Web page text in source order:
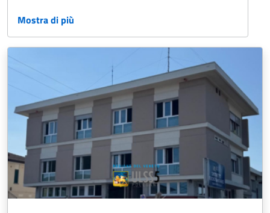
Ginecologia e Ostetricia
Vaccinazioni
Interaziendale
Percorso Diagnostico Terapeutico Assistenziale PDTA
Medicina Generale
Oculistica
Emergenza Sanitaria
Servizi Online
Servizi Distrettuali
Operatori Socio Sanitari OSS
Continuità assistenziale ex Guardia Medica
Presidi Territoriali
Disabilità
Sport
Cure Palliative
Igiene Alimenti
Caldo
Prenotazioni
Fascicolo Sanitario Elettronico FSE
Mostra di più